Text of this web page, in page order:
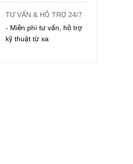
TƯ VẤN & HỖ TRỢ 24/7
- Miễn phí tư vấn, hỗ trợ
kỹ thuật từ xa